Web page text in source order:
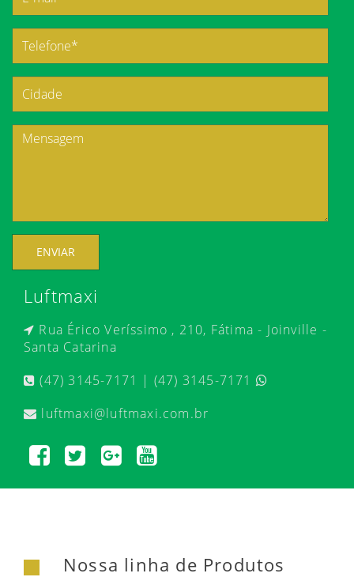
ENVIAR
Luftmaxi
Rua Érico Veríssimo , 210, Fátima - Joinville -
Santa Catarina
(47) 3145-7171 | (47) 3145-7171
luftmaxi@luftmaxi.com.br
Nossa linha de Produtos